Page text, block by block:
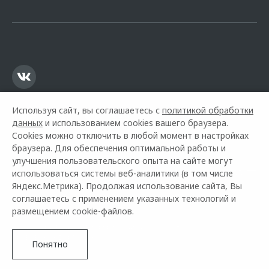
Горячая линия OMODA: +7 (347) 216-55-77
© 2026 Башавтоком
Используя сайт, вы соглашаетесь с политикой обработки
данных и использованием cookies вашего браузера.
Cookies можно отключить в любой момент в настройках
браузера. Для обеспечения оптимальной работы и
улучшения пользовательского опыта на сайте могут
использоваться системы веб-аналитики (в том числе
Яндекс.Метрика). Продолжая использование сайта, Вы
соглашаетесь с применением указанных технологий и
размещением cookie-файлов.
Понятно